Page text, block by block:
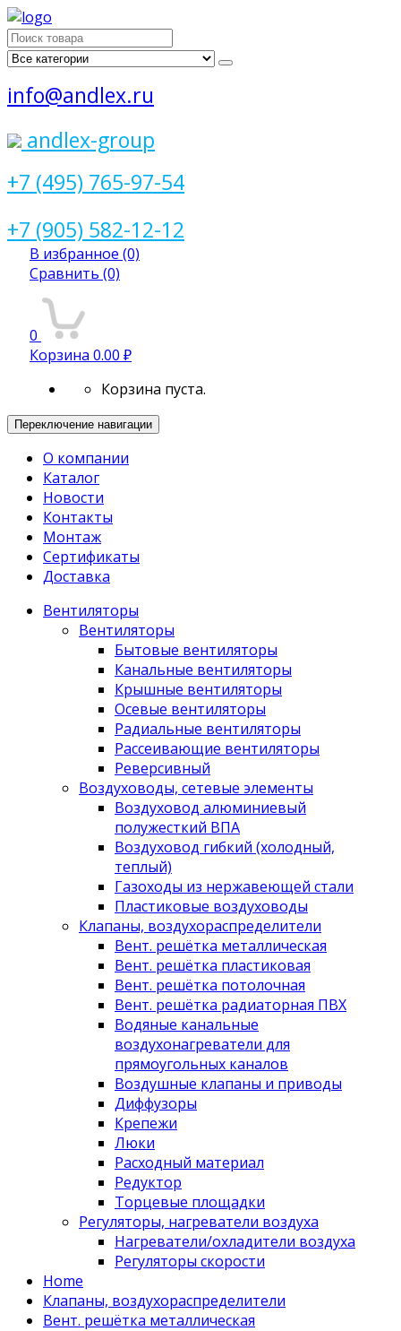
Поиск
для:
info@andlex.ru
andlex-group
+7 (495) 765-97-54
+7 (905) 582-12-12
В избранное (0)
Сравнить (0)
0
Корзина 0.00 ₽
Корзина пуста.
Переключение навигации
О компании
Каталог
Новости
Контакты
Монтаж
Сертификаты
Доставка
Вентиляторы
Вентиляторы
Бытовые вентиляторы
Канальные вентиляторы
Крышные вентиляторы
Осевые вентиляторы
Радиальные вентиляторы
Рассеивающие вентиляторы
Реверсивный
Воздуховоды, сетевые элементы
Воздуховод алюминиевый
полужесткий ВПА
Воздуховод гибкий (холодный,
теплый)
Газоходы из нержавеющей стали
Пластиковые воздуховоды
Клапаны, воздухораспределители
Вент. решётка металлическая
Вент. решётка пластиковая
Вент. решётка потолочная
Вент. решётка радиаторная ПВХ
Водяные канальные
воздухонагреватели для
прямоугольных каналов
Воздушные клапаны и приводы
Диффузоры
Крепежи
Люки
Расходный материал
Редуктор
Торцевые площадки
Регуляторы, нагреватели воздуха
Нагреватели/охладители воздуха
Регуляторы скорости
Home
Клапаны, воздухораспределители
Вент. решётка металлическая